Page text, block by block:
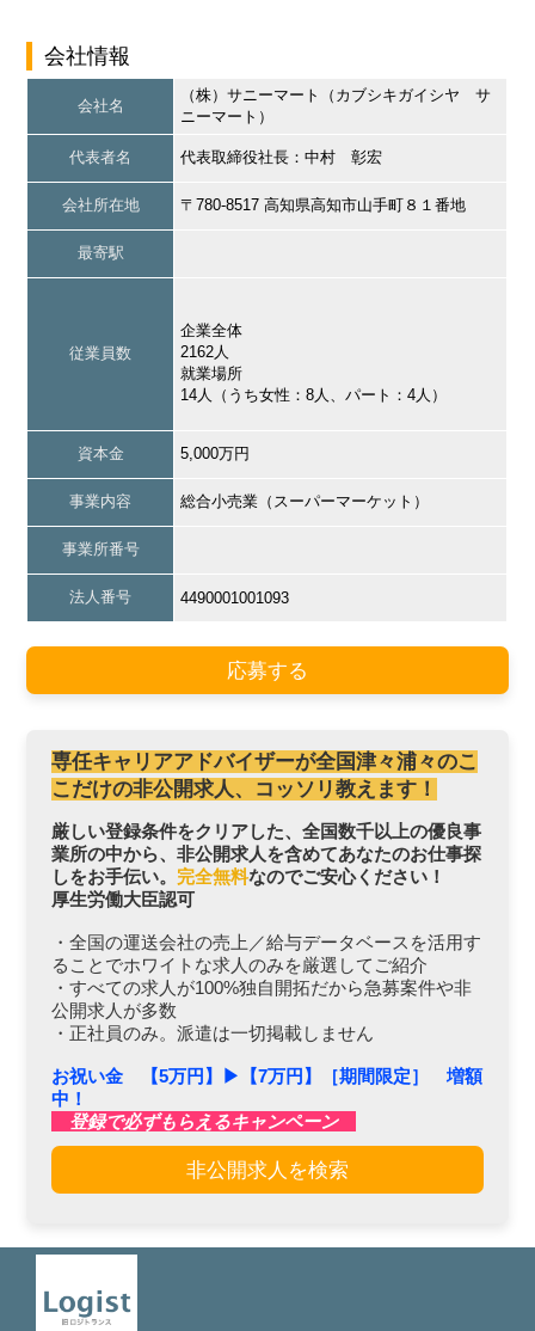
会社情報
会社名
（株）サニーマート（カブシキガイシヤ サ
ニーマート）
代表者名 代表取締役社長：中村 彰宏
会社所在地 〒780-8517 高知県高知市山手町８１番地
最寄駅
従業員数
企業全体
2162人
就業場所
14人（うち女性：8人、パート：4人）
資本金 5,000万円
事業内容 総合小売業（スーパーマーケット）
事業所番号
法人番号 4490001001093
応募する
専任キャリアアドバイザーが全国津々浦々のこ
こだけの非公開求人、コッソリ教えます！
厳しい登録条件をクリアした、全国数千以上の優良事
業所の中から、非公開求人を含めてあなたのお仕事探
しをお手伝い。 完全無料なのでご安心ください！
厚生労働大臣認可
・全国の運送会社の売上／給与データベースを活用す
ることでホワイトな求人のみを厳選してご紹介
・すべての求人が100%独自開拓だから急募案件や非
公開求人が多数
・正社員のみ。派遣は一切掲載しません
お祝い金 【5万円】▶︎【7万円】［期間限定］ 増額
中！
登録で必ずもらえるキャンペーン
非公開求人を検索